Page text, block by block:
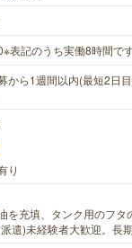
表記のうち実働8時間です
から1週間以内(最短2日
り
を充填、タンク用のフタ
遣)未経験者大歓迎。長